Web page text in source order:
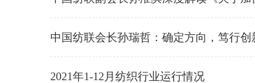
中国纺联会长孙瑞哲：确定方向，笃行
2021年1-12月纺织行业运行情况